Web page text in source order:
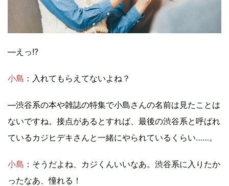
―えっ!?
小島 ：入れてもらえてないよね？
―渋谷系の本や雑誌の特集で小島さんの名前は見たことは
ないですね。接点があるとすれば、最後の渋谷系と呼ばれ
ているカジヒデキさんと一緒にやられているくらい……。
小島 ：そうだよね、カジくんいいなあ。渋谷系に入りたか
ったなあ、憧れる！